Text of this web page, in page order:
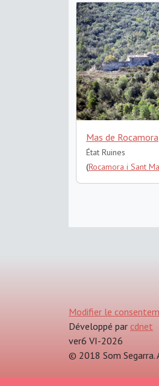
Mas de Rocamora
État Ruines
(Rocamora i Sant
Modifier le
Développé par cdnet
ver6 VI-2026
© 2018 Som Segarra.